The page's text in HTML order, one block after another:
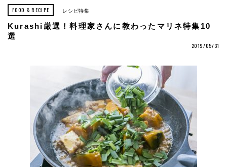
FOOD & RECIPE レシピ特集
Kurashi厳選！料理家さんに教わったマリネ特集10
選
2019/05/31